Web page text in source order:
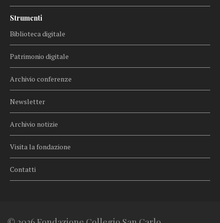
Strumenti
Biblioteca digitale
Patrimonio digitale
Archivio conferenze
Newsletter
Archivio notizie
Visita la fondazione
Contatti